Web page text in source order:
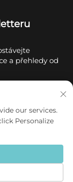
a přehledy od
Qianyue
our services.
Personalize